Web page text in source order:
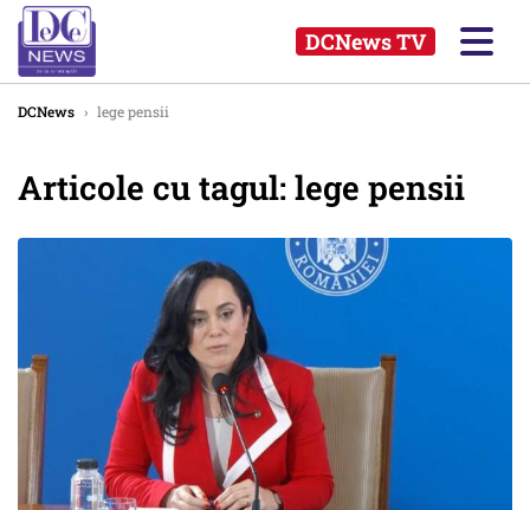
DCNews TV
DCNews › lege pensii
Articole cu tagul: lege pensii